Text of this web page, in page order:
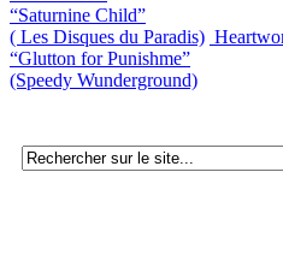
“Saturnine Child”
( Les Disques du Paradis)
“Glutton for Punishme”
(Speedy Wunderground)